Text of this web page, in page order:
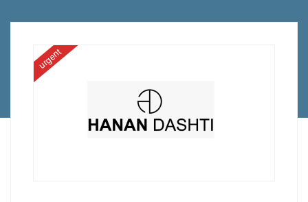
urgent